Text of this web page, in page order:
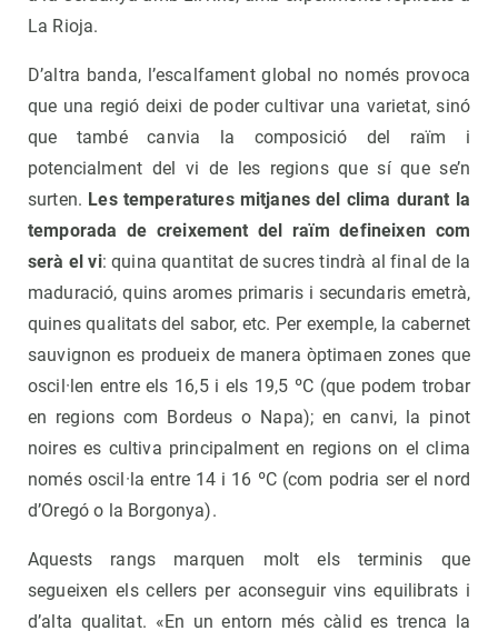
La Rioja.
D’altra banda, l’escalfament global no només provoca
que una regió deixi de poder cultivar una varietat, sinó
que també canvia la composició del raïm i
potencialment del vi de les regions que sí que se’n
surten. Les temperatures mitjanes del clima durant la
temporada de creixement del raïm defineixen com
serà el vi: quina quantitat de sucres tindrà al final de la
maduració, quins aromes primaris i secundaris emetrà,
quines qualitats del sabor, etc. Per exemple, la cabernet
sauvignon es produeix de manera òptimaen zones que
oscil·len entre els 16,5 i els 19,5 ºC (que podem trobar
en regions com Bordeus o Napa); en canvi, la pinot
noires es cultiva principalment en regions on el clima
només oscil·la entre 14 i 16 ºC (com podria ser el nord
d’Oregó o la Borgonya).
Aquests rangs marquen molt els terminis que
segueixen els cellers per aconseguir vins equilibrats i
d’alta qualitat. «En un entorn més càlid es trenca la